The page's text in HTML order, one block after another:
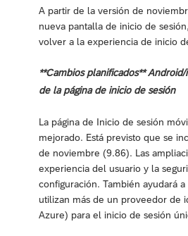
A partir de la versión de
nueva pantalla de inicio de
volver a la experiencia de inicio
**Cambios planificados**
de la página de inicio de sesión
La página de Inicio de sesión
mejorado. Está previsto que se
de noviembre (9.86). Las
experiencia del usuario y la
configuración. También ayudará
utilizan más de un proveedor de
Azure) para el inicio de sesión